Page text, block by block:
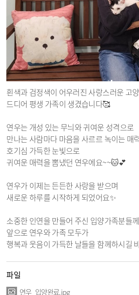
흰색과 검정색이 어우러진 사랑스러운 고
드디어 평생 가족이 생겼습니다🥰
연우는 개성 있는 무늬와 귀여운 성격으로
만나는 사람마다 마음을 사르르 녹이는 매
호기심 가득한 눈빛으로
귀여운 매력을 뽐냈던 연우에요~~🐱💕
연우가 이제는 든든한 사랑을 받으며
새로운 하루를 시작하게 되었어요✨
소중한 인연을 만들어 주신 입양가족분들
앞으로 연우와 가족 모두가
행복과 웃음이 가득한 날들을 함께하시길
파일
연우_입양완료.jpg